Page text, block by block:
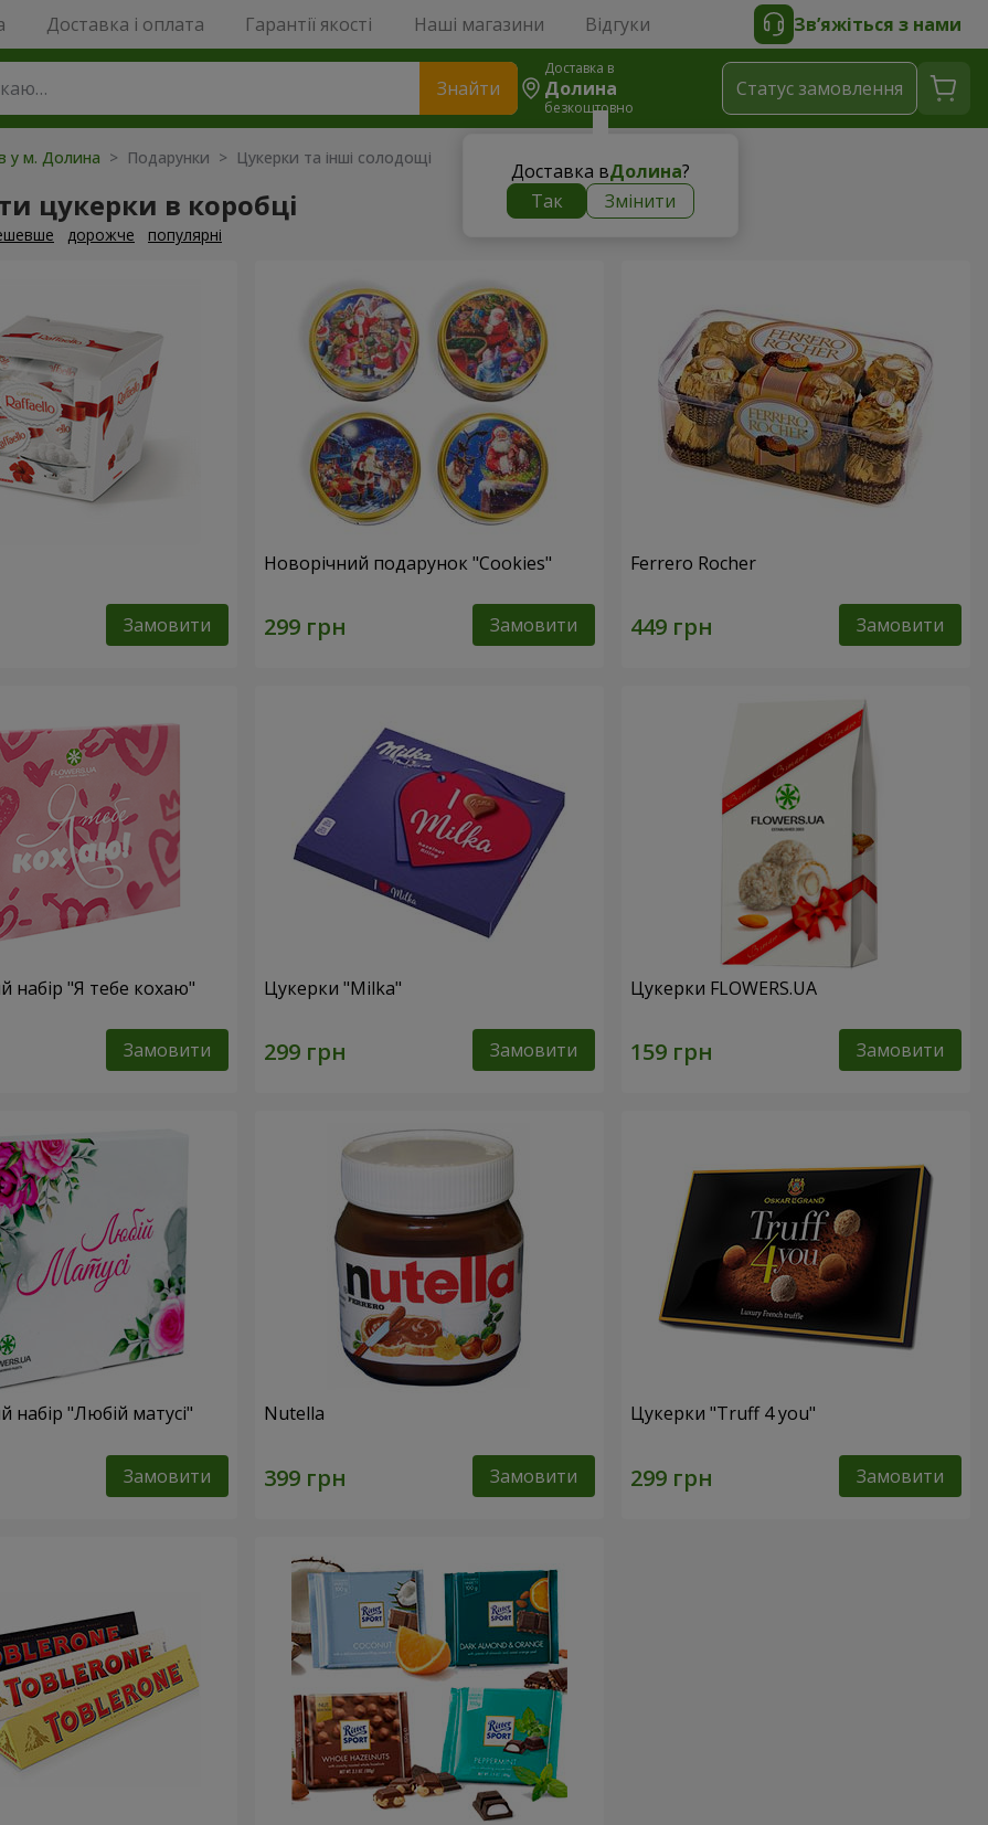
Доставка і оплата Гарантії якості Наші магазини Відгуки Зв’яжіться з нами
Знайти
Доставка в
Долина
безкоштовно
Доставка вДолина?
Так
Змінити
Статус замовлення
у м. Долина > Подарунки > Цукерки та інші солодощі
цукерки в коробці
дорожче популярні
Замовити
Новорічний подарунок "Cookies"
Замовити
Ferrero Rocher
Замовити
набір "Я тебе кохаю"
Замовити
Цукерки "Milka"
Замовити
Цукерки FLOWERS.UA
Замовити
"Любій матусі"
Замовити
Nutella
Замовити
Цукерки "Truff 4 you"
Замовити